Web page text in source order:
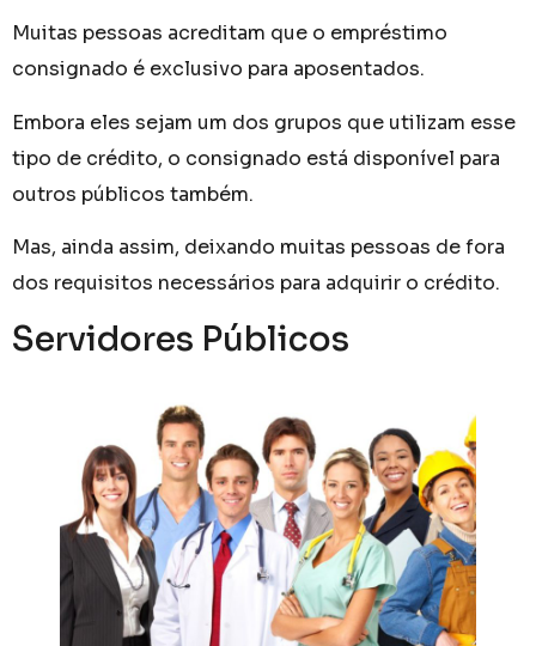
Muitas pessoas acreditam que o empréstimo
consignado é exclusivo para aposentados.
Embora eles sejam um dos grupos que utilizam esse
tipo de crédito, o consignado está disponível para
outros públicos também.
Mas, ainda assim, deixando muitas pessoas de fora
dos requisitos necessários para adquirir o crédito.
Servidores Públicos